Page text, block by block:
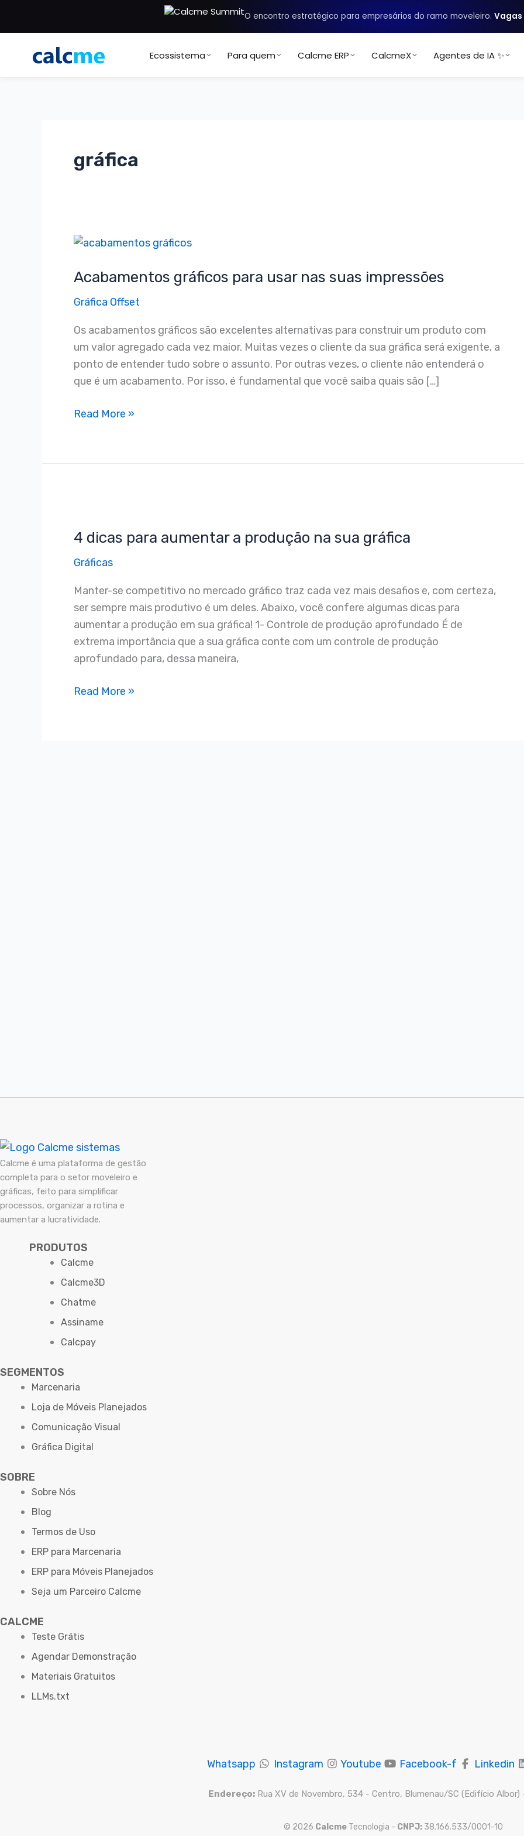
conteúdo
O encontro estratégico para empresários do ramo moveleiro.
Ecossistema Para quem Calcme ERP CalcmeX Agentes de IA ✨
gráfica
Acabamentos gráficos para usar nas suas impressões
Gráfica Offset
Os acabamentos gráficos são excelentes alternativas para construir um produto com
um valor agregado cada vez maior. Muitas vezes o cliente da sua gráfica será exigente, a
ponto de entender tudo sobre o assunto. Por outras vezes, o cliente não entenderá o
que é um acabamento. Por isso, é fundamental que você saiba quais são […]
Acabamentos
para
nas
suas
impressões
Read More »
4 dicas para aumentar a produção na sua gráfica
Gráficas
Manter-se competitivo no mercado gráfico traz cada vez mais desafios e, com certeza,
ser sempre mais produtivo é um deles. Abaixo, você confere algumas dicas para
aumentar a produção em sua gráfica! 1- Controle de produção aprofundado É de
extrema importância que a sua gráfica conte com um controle de produção
aprofundado para, dessa maneira,
para
produção
na
sua
gráfica
Read More »
Calcme é uma plataforma de gestão
completa para o setor moveleiro e
gráficas, feito para simplificar
processos, organizar a rotina e
aumentar a lucratividade.
PRODUTOS
Calcme
Calcme3D
Chatme
Assiname
Calcpay
SEGMENTOS
Marcenaria
Loja de Móveis Planejados
Comunicação Visual
Gráfica Digital
SOBRE
Sobre Nós
Blog
Termos de Uso
ERP para Marcenaria
ERP para Móveis Planejados
Seja um Parceiro Calcme
CALCME
Teste Grátis
Agendar Demonstração
Materiais Gratuitos
LLMs.txt
Whatsapp Instagram Youtube Facebook-f Linkedin
Endereço: Rua XV de Novembro, 534 - Centro, Blumenau/SC (Edifício Albor)
© 2026 CalcmeTecnologia - CNPJ:38.166.533/0001-10